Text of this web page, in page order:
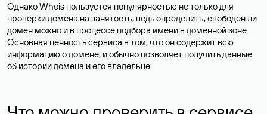
Однако Whois пользуется популярностью не только для
проверки домена на занятость, ведь определить, свободен ли
домен можно и в процессе подбора имени в доменной зоне.
Основная ценность сервиса в том, что он содержит всю
информацию о домене, и обычно позволяет получить данные
об истории домена и его владельце.